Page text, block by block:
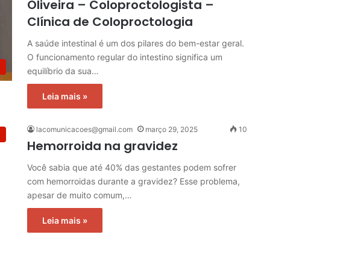
Oliveira – Coloproctologista –
Clínica de Coloproctologia
A saúde intestinal é um dos pilares do bem-estar geral.
O funcionamento regular do intestino significa um
equilíbrio da sua…
Leia mais »
lacomunicacoes@gmail.com março 29, 2025 10
Hemorroida na gravidez
Você sabia que até 40% das gestantes podem sofrer
com hemorroidas durante a gravidez? Esse problema,
apesar de muito comum,…
Leia mais »